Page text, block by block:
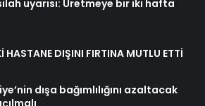
uyarısı: Üretmeye bir iki hafta
HASTANE DIŞINI FIRTINA MUTLU ETTİ
dışa bağımlılığını azaltacak